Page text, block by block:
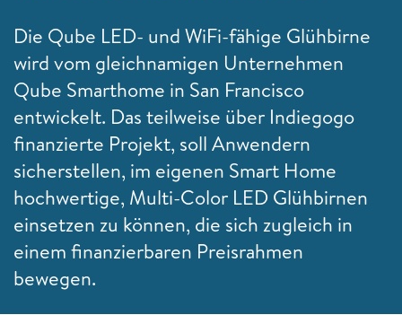
Die Qube LED- und WiFi-fähige Glühbirne
wird vom gleichnamigen Unternehmen
Qube Smarthome in San Francisco
entwickelt. Das teilweise über Indiegogo
finanzierte Projekt, soll Anwendern
sicherstellen, im eigenen Smart Home
hochwertige, Multi-Color LED Glühbirnen
einsetzen zu können, die sich zugleich in
einem finanzierbaren Preisrahmen
bewegen.